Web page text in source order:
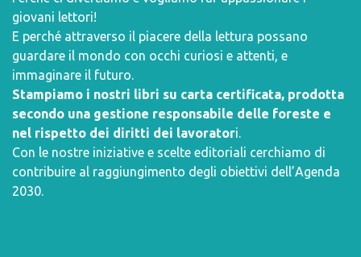
giovani lettori!
E perché attraverso il piacere della lettura possano
guardare il mondo con occhi curiosi e attenti, e
immaginare il futuro.
Stampiamo i nostri libri su carta certificata, prodotta
secondo una gestione responsabile delle foreste e
nel rispetto dei diritti dei lavoratori.
Con le nostre iniziative e scelte editoriali cerchiamo di
contribuire al raggiungimento degli obiettivi dell’Agenda
2030